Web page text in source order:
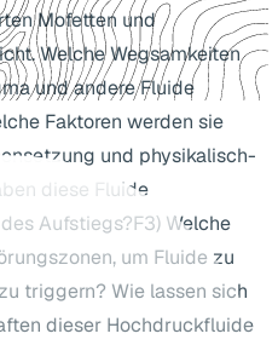
Mofetten und
Welche Wegsamkeiten
und andere Fluide
Faktoren werden sie
und physikalisch-
diese Fluide
Aufstiegs?F3) Welche
um Fluide zu
triggern? Wie lassen sich
dieser Hochdruckfluide